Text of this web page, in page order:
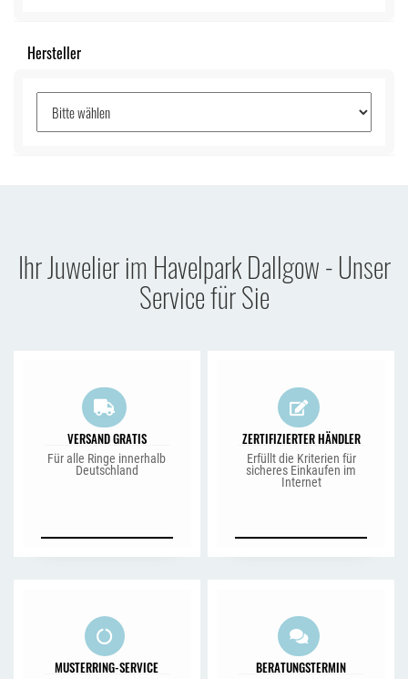
Hersteller
Ihr Juwelier im Havelpark Dallgow - Unser
Service für Sie
VERSAND GRATIS
Für alle Ringe innerhalb
Deutschland
ZERTIFIZIERTER HÄNDLER
Erfüllt die Kriterien für
sicheres Einkaufen im
Internet
MUSTERRING-SERVICE BERATUNGSTERMIN